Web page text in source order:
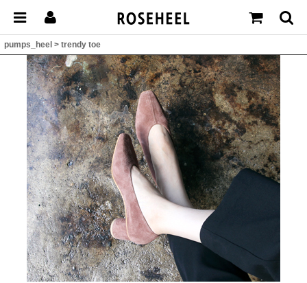
pumps_heel > trendy toe